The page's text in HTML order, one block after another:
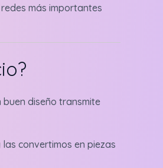
más importantes
buen diseño transmite
convertimos en piezas